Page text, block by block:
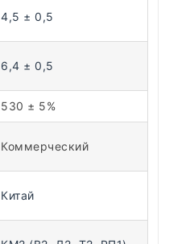
4,5 ± 0,5
6,4 ± 0,5
530 ± 5%
Коммерческий
Китай